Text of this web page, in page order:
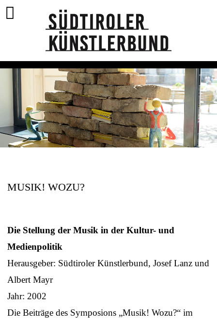
MUSIK! WOZU?
Die Stellung der Musik in der Kultur- und
Medienpolitik
Herausgeber: Südtiroler Künstlerbund, Josef Lanz und
Albert Mayr
Jahr: 2002
Die Beiträge des Symposions „Musik! Wozu?“ im